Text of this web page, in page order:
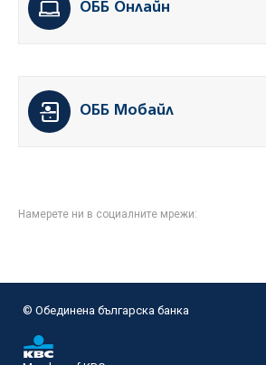
ОББ Онлайн
ОББ Мобайл
Намерете ни в социалните мрежи:
© Oбединена българска банка